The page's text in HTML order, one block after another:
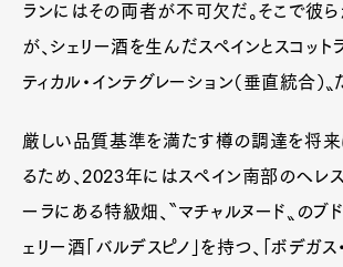
Pen Membership
Contact
Pen Meet
ランにはその両者が不可欠だ。そこで彼
が、シェリー酒を生んだスペインとスコット
ティカル・インテグレーション（垂直統合）〟
厳しい品質基準を満たす樽の調達を将来
るため、2023年にはスペイン南部のヘレス
ーラにある特級畑、〝マチャルヌード〟のブ
ェリー酒「バルデスピノ」を持つ、「ボデガ